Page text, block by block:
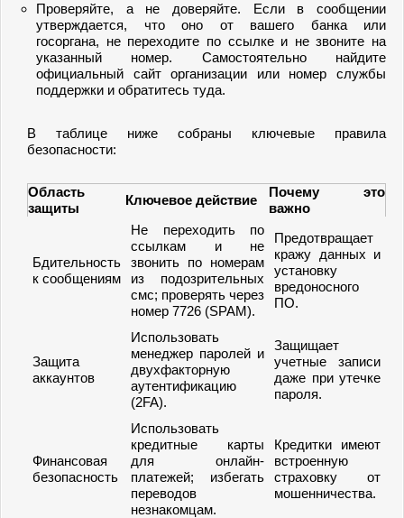
Проверяйте, а не доверяйте. Если в сообщении
утверждается, что оно от вашего банка или
госоргана, не переходите по ссылке и не звоните на
указанный номер. Самостоятельно найдите
официальный сайт организации или номер службы
поддержки и обратитесь туда.
В таблице ниже собраны ключевые правила
безопасности:
Область
защиты
Ключевое действие
Почему это
важно
Бдительность
к сообщениям
Не переходить по
ссылкам и не
звонить по номерам
из подозрительных
смс; проверять через
номер 7726 (SPAM).
Предотвращает
кражу данных и
установку
вредоносного
ПО.
Защита
аккаунтов
Использовать
менеджер паролей и
двухфакторную
аутентификацию
(2FA).
Защищает
учетные записи
даже при утечке
пароля.
Финансовая
безопасность
Использовать
кредитные карты
для онлайн-
платежей; избегать
переводов
незнакомцам.
Кредитки имеют
встроенную
страховку от
мошенничества.